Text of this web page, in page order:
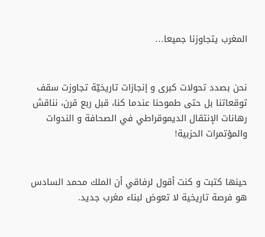
المغرب يتجاوزنا جميعا…
نحن بصدد تحولات كبرى و إنجازات تاريخيّة تجاوزت سقف
توقعاتنا بل حتى طموحنا عندما كنا، قبل ربع قرن، نناقش
رهانات الإنتقال الديموقراطي في الصحافة و الندوات
والمؤتمرات الحزبية!
حينها كتبت و كنت أقول لرفاقي أن الملك محمد السادس
هو فرصة تاريخية لا تعوض لبناء مغرب جديد.